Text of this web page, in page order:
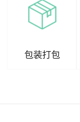
包装打包